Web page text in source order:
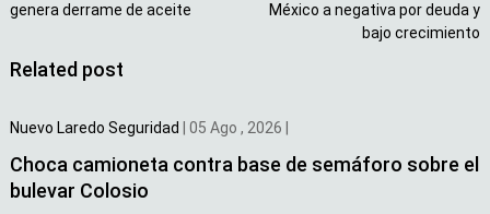
genera derrame de aceite
México a negativa por deuda y
bajo crecimiento
Related post
Nuevo Laredo Seguridad 05 Ago , 2026
Choca camioneta contra base de semáforo sobre el
bulevar Colosio